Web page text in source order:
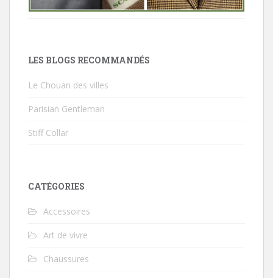
LES BLOGS RECOMMANDÉS
Le Chouan des villes
Parisian Gentleman
Stiff Collar
CATÉGORIES
Accessoires
Art de vivre
Chaussures